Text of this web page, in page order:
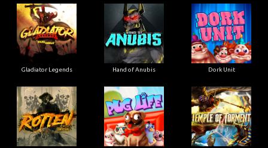
Gladiator Legends Hand of Anubis Dork Unit